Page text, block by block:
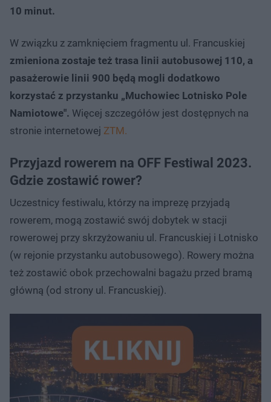
10 minut.
W związku z zamknięciem fragmentu ul. Francuskiej
zmieniona zostaje też trasa linii autobusowej 110, a
pasażerowie linii 900 będą mogli dodatkowo
korzystać z przystanku „Muchowiec Lotnisko Pole
Namiotowe". Więcej szczegółów jest dostępnych na
stronie internetowej ZTM.
Przyjazd rowerem na OFF Festiwal 2023.
Gdzie zostawić rower?
Uczestnicy festiwalu, którzy na imprezę przyjadą
rowerem, mogą zostawić swój dobytek w stacji
rowerowej przy skrzyżowaniu ul. Francuskiej i Lotnisko
(w rejonie przystanku autobusowego). Rowery można
też zostawić obok przechowalni bagażu przed bramą
główną (od strony ul. Francuskiej).